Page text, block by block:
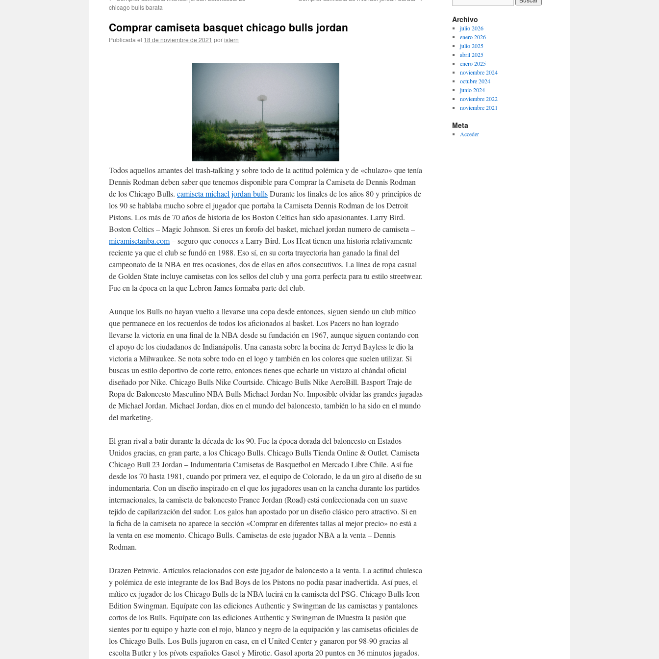
contenido
chicago bulls barata
Comprar camiseta basquet chicago bulls jordan
Publicada el 18 de noviembre de 2021 poristern
Todos aquellos amantes del trash-talking y sobre todo de la actitud polémica y de «chulazo» que tenía
Dennis Rodman deben saber que tenemos disponible para Comprar la Camiseta de Dennis Rodman
de los Chicago Bulls. camiseta michael jordan bullsDurante los finales de los años 80 y principios de
los 90 se hablaba mucho sobre el jugador que portaba la Camiseta Dennis Rodman de los Detroit
Pistons. Los más de 70 años de historia de los Boston Celtics han sido apasionantes. Larry Bird.
Boston Celtics – Magic Johnson. Si eres un forofo del basket, michael jordan numero de camiseta –
micamisetanba.com– seguro que conoces a Larry Bird. Los Heat tienen una historia relativamente
reciente ya que el club se fundó en 1988. Eso sí, en su corta trayectoria han ganado la final del
campeonato de la NBA en tres ocasiones, dos de ellas en años consecutivos. La línea de ropa casual
de Golden State incluye camisetas con los sellos del club y una gorra perfecta para tu estilo streetwear.
Fue en la época en la que Lebron James formaba parte del club.
Aunque los Bulls no hayan vuelto a llevarse una copa desde entonces, siguen siendo un club mítico
que permanece en los recuerdos de todos los aficionados al basket. Los Pacers no han logrado
llevarse la victoria en una final de la NBA desde su fundación en 1967, aunque siguen contando con
el apoyo de los ciudadanos de Indianápolis. Una canasta sobre la bocina de Jerryd Bayless le dio la
victoria a Milwaukee. Se nota sobre todo en el logo y también en los colores que suelen utilizar. Si
buscas un estilo deportivo de corte retro, entonces tienes que echarle un vistazo al chándal oficial
diseñado por Nike. Chicago Bulls Nike Courtside. Chicago Bulls Nike AeroBill. Basport Traje de
Ropa de Baloncesto Masculino NBA Bulls Michael Jordan No. Imposible olvidar las grandes jugadas
de Michael Jordan. Michael Jordan, dios en el mundo del baloncesto, también lo ha sido en el mundo
del marketing.
El gran rival a batir durante la década de los 90. Fue la época dorada del baloncesto en Estados
Unidos gracias, en gran parte, a los Chicago Bulls. Chicago Bulls Tienda Online & Outlet. Camiseta
Chicago Bull 23 Jordan – Indumentaria Camisetas de Basquetbol en Mercado Libre Chile. Así fue
desde los 70 hasta 1981, cuando por primera vez, el equipo de Colorado, le da un giro al diseño de su
indumentaria. Con un diseño inspirado en el que los jugadores usan en la cancha durante los partidos
internacionales, la camiseta de baloncesto France Jordan (Road) está confeccionada con un suave
tejido de capilarización del sudor. Los galos han apostado por un diseño clásico pero atractivo. Si en
la ficha de la camiseta no aparece la sección «Comprar en diferentes tallas al mejor precio» no está a
la venta en ese momento. Chicago Bulls. Camisetas de este jugador NBA a la venta – Dennis
Rodman.
Drazen Petrovic. Artículos relacionados con este jugador de baloncesto a la venta. La actitud chulesca
y polémica de este integrante de los Bad Boys de los Pistons no podía pasar inadvertida. Así pues, el
mítico ex jugador de los Chicago Bulls de la NBA lucirá en la camiseta del PSG. Chicago Bulls Icon
Edition Swingman. Equípate con las ediciones Authentic y Swingman de las camisetas y pantalones
cortos de los Bulls. Equípate con las ediciones Authentic y Swingman de lMuestra la pasión que
sientes por tu equipo y hazte con el rojo, blanco y negro de la equipación y las camisetas oficiales de
los Chicago Bulls. Los Bulls jugaron en casa, en el United Center y ganaron por 98-90 gracias al
escolta Butler y los pívots españoles Gasol y Mirotic. Gasol aporta 20 puntos en 36 minutos jugados.
Archivo
julio 2026
enero 2026
julio 2025
abril 2025
enero 2025
noviembre 2024
octubre 2024
junio 2024
noviembre 2022
noviembre 2021
Meta
Acceder